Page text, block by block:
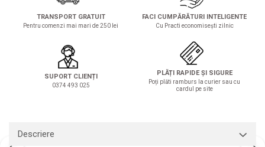
TRANSPORT GRATUIT
Pentru comenzi mai mari de 250 lei
FACI CUMPĂRĂTURI INTELIGENTE
Cu Practi economisești zilnic
SUPORT CLIENȚI
0374 493 025
PLĂȚI RAPIDE ȘI SIGURE
Poți plăti ramburs la curier sau cu
cardul pe site
Descriere